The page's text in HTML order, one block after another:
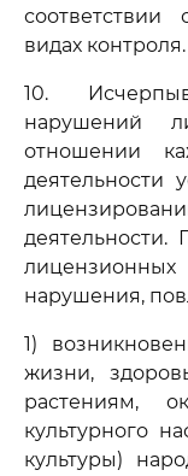
видах контроля.
10.
нарушений
отношении
деятельности
лицензионных
нарушения,
1)
жизни,
растениям,
культурного
культуры)